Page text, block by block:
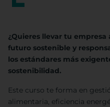
¿Quieres llevar tu
futuro sostenible y
los estándares más
sostenibilidad.
Este curso te forma en
alimentaria, eficiencia